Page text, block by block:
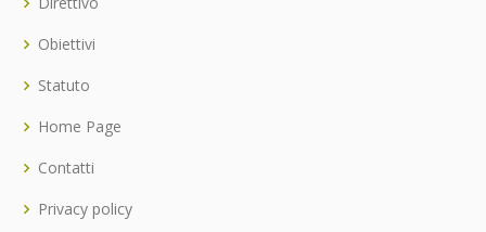
Obiettivi
Statuto
Home Page
Contatti
Privacy policy